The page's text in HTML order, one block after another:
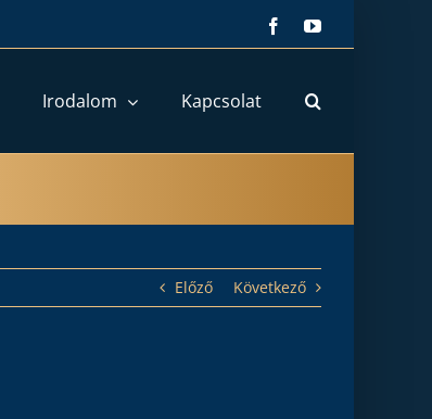
FacebookYouTube
Irodalom Kapcsolat
Előző Következő